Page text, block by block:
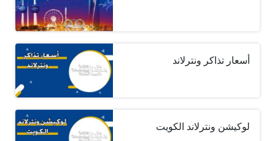
أسعار تذاكر ونترلاند
لوكيشن ونترلاند الكويت